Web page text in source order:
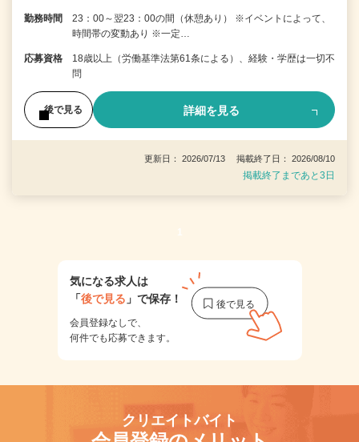
勤務時間
23：00～翌23：00の間（休憩あり） ※イベントによって、
時間帯の変動あり ※一定…
応募資格
18歳以上（労働基準法第61条による）、経験・学歴は一切不
問
後で見る 詳細を見る
更新日： 2026/07/13 掲載終了日： 2026/08/10
掲載終了まであと3日
1
気になる求人は
「後で見る 」で保存！
会員登録なしで、
何件でも応募できます。
クリエイトバイト